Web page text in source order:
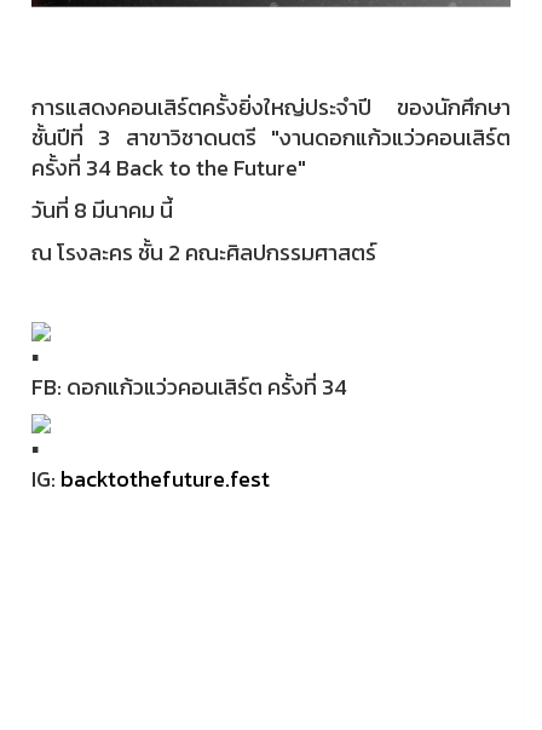
การแสดงคอนเสิร์ตครั้งยิ่งใหญ่ประจำปี ของนักศึกษา
ชั้นปีที่ 3 สาขาวิชาดนตรี "งานดอกแก้วแว่วคอนเสิร์ต
ครั้งที่ 34 Back to the Future"
วันที่ 8 มีนาคม นี้
ณ โรงละคร ชั้น 2 คณะศิลปกรรมศาสตร์
FB: ดอกแก้วแว่วคอนเสิร์ต ครั้งที่ 34
IG: backtothefuture.fest